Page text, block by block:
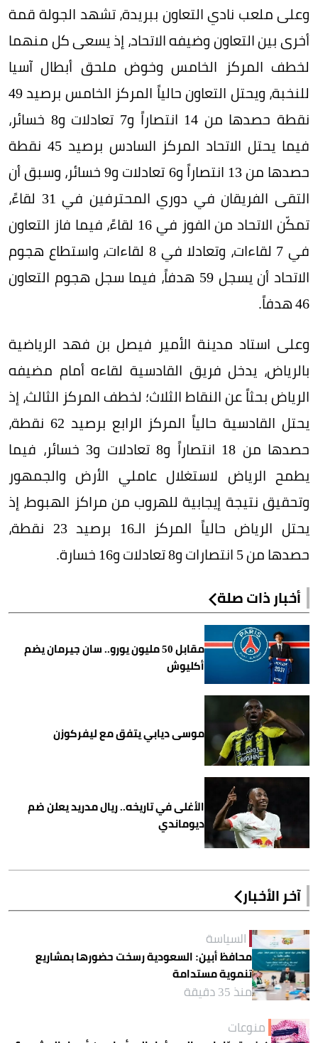
وعلى ملعب نادي التعاون ببريدة، تشهد الجولة قمة
أخرى بين التعاون وضيفه الاتحاد، إذ يسعى كل منهما
لخطف المركز الخامس وخوض ملحق أبطال آسيا
للنخبة، ويحتل التعاون حالياً المركز الخامس برصيد 49
نقطة حصدها من 14 انتصاراً و7 تعادلات و8 خسائر،
فيما يحتل الاتحاد المركز السادس برصيد 45 نقطة
حصدها من 13 انتصاراً و6 تعادلات و9 خسائر، وسبق أن
التقى الفريقان في دوري المحترفين في 31 لقاءً،
تمكّن الاتحاد من الفوز في 16 لقاءً، فيما فاز التعاون
في 7 لقاءات، وتعادلا في 8 لقاءات، واستطاع هجوم
الاتحاد أن يسجل 59 هدفاً، فيما سجل هجوم التعاون
46 هدفاً.
وعلى استاد مدينة الأمير فيصل بن فهد الرياضية
بالرياض، يدخل فريق القادسية لقاءه أمام مضيفه
الرياض بحثاً عن النقاط الثلاث؛ لخطف المركز الثالث، إذ
يحتل القادسية حالياً المركز الرابع برصيد 62 نقطة،
حصدها من 18 انتصاراً و8 تعادلات و3 خسائر، فيما
يطمح الرياض لاستغلال عاملي الأرض والجمهور
وتحقيق نتيجة إيجابية للهروب من مراكز الهبوط، إذ
يحتل الرياض حالياً المركز الـ16 برصيد 23 نقطة،
حصدها من 5 انتصارات و8 تعادلات و16 خسارة.
أخبار ذات صلة
مقابل 50 مليون يورو.. سان جيرمان يضم
أكليوش
موسى ديابي يتفق مع ليفركوزن
الأغلى في تاريخه.. ريال مدريد يعلن ضم
ديوماندي
آخر الأخبار
السياسة
محافظ أبين: السعودية رسخت حضورها بمشاريع
تنموية مستدامة
منذ 35 دقيقة
منوعات